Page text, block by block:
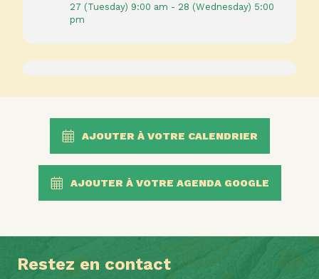
27 (Tuesday) 9:00 am - 28 (Wednesday) 5:00
pm
AJOUTER À VOTRE CALENDRIER
AJOUTER À VOTRE AGENDA GOOGLE
Restez en contact